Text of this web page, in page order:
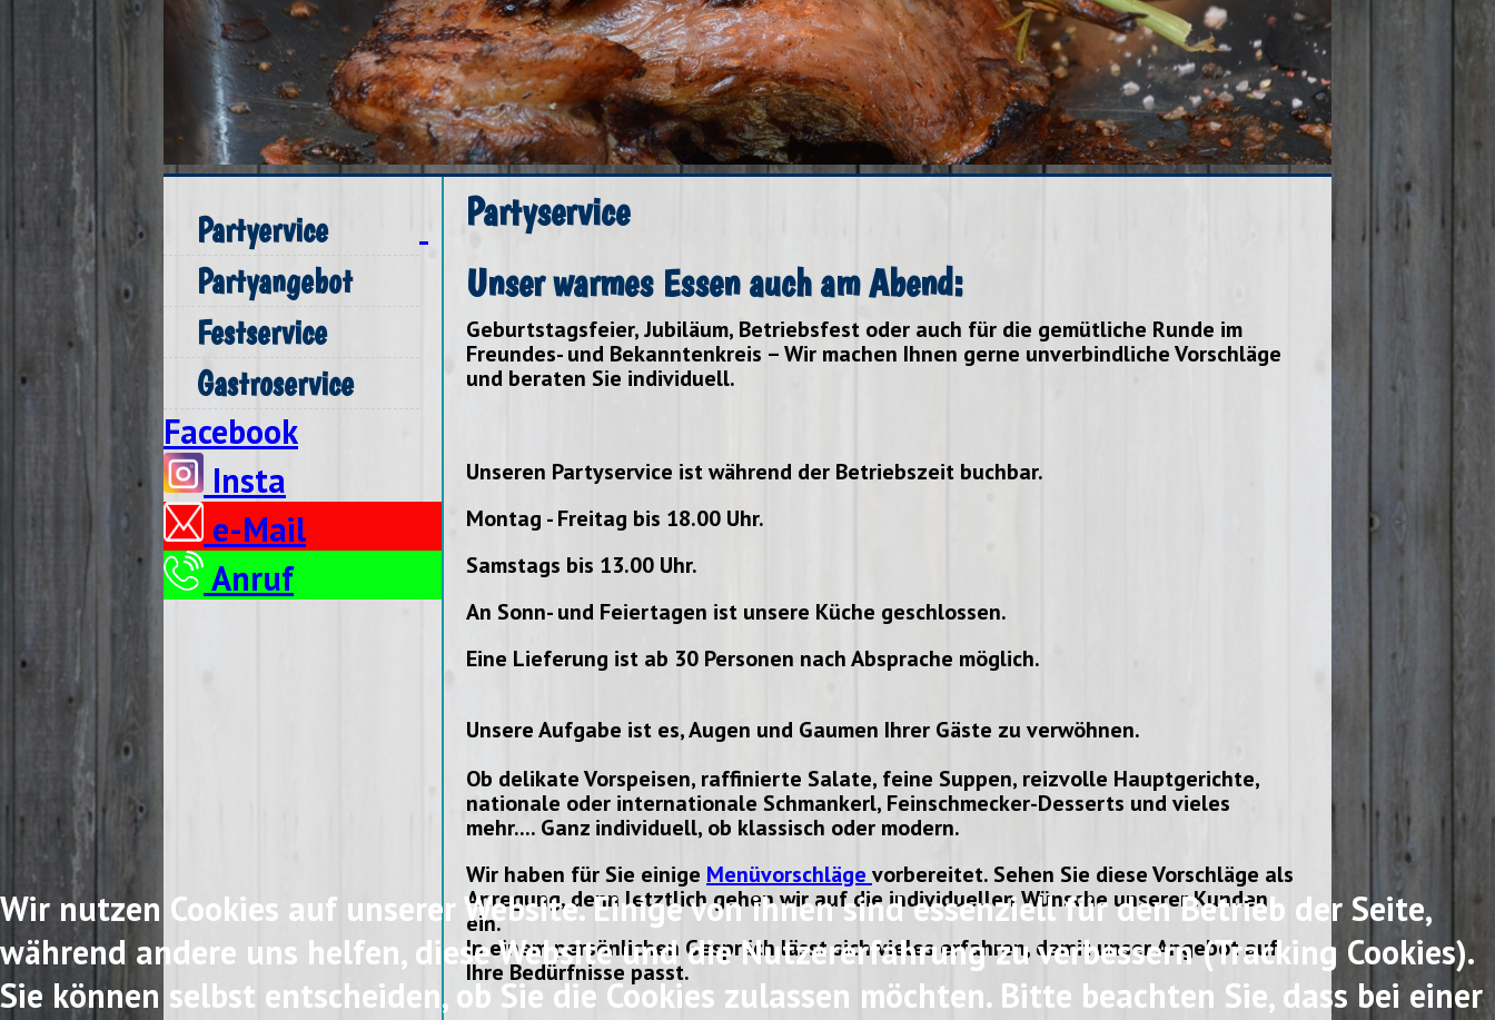
Partyervice
Partyangebot
Festservice
Gastroservice
Facebook
Insta
e-Mail
Anruf
Partyservice
Unser warmes Essen auch am Abend:
Geburtstagsfeier, Jubiläum, Betriebsfest oder auch für die gemütliche Runde im
Freundes- und Bekanntenkreis – Wir machen Ihnen gerne unverbindliche Vorschläge
und beraten Sie individuell.
Unseren Partyservice ist während der Betriebszeit buchbar.
Montag - Freitag bis 18.00 Uhr.
Samstags bis 13.00 Uhr.
An Sonn- und Feiertagen ist unsere Küche geschlossen.
Eine Lieferung ist ab 30 Personen nach Absprache möglich.
Unsere Aufgabe ist es, Augen und Gaumen Ihrer Gäste zu verwöhnen.
Ob delikate Vorspeisen, raffinierte Salate, feine Suppen, reizvolle Hauptgerichte,
nationale oder internationale Schmankerl, Feinschmecker-Desserts und vieles
mehr.... Ganz individuell, ob klassisch oder modern.
Wir haben für Sie einige Menüvorschläge vorbereitet. Sehen Sie diese Vorschläge als
Anregung, denn letztlich gehen wir auf die individuellen Wünsche unserer Kunden
ein.
In einem persönlichen Gespräch lässt sich vieles erfahren, damit unser Angebot auf
Ihre Bedürfnisse passt.
Wir nutzen Cookies auf unserer Website. Einige von ihnen sind essenziell für den Betrieb der Seite,
während andere uns helfen, diese Website und die Nutzererfahrung zu verbessern (Tracking Cookies).
Sie können selbst entscheiden, ob Sie die Cookies zulassen möchten. Bitte beachten Sie, dass bei einer